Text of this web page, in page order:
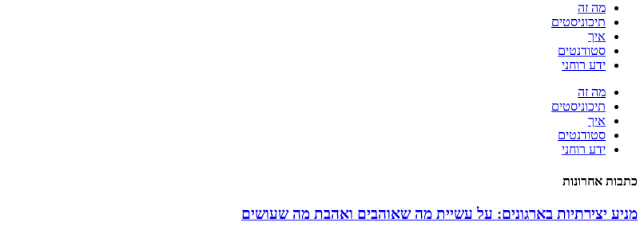
מה זה
תיכוניסטים
איך
סטודנטים
ידע רוחני
מה זה
תיכוניסטים
איך
סטודנטים
ידע רוחני
כתבות אחרונות
מניע יצירתיות בארגונים: על עשיית מה שאוהבים ואהבת מה שעושים